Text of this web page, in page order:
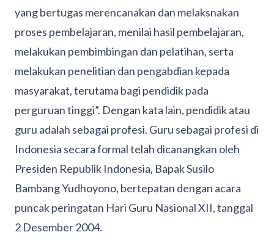
yang bertugas merencanakan dan melaksnakan
proses pembelajaran, menilai hasil pembelajaran,
melakukan pembimbingan dan pelatihan, serta
melakukan penelitian dan pengabdian kepada
masyarakat, terutama bagi pendidik pada
perguruan tinggi”. Dengan kata lain, pendidik atau
guru adalah sebagai profesi. Guru sebagai profesi di
Indonesia secara formal telah dicanangkan oleh
Presiden Republik Indonesia, Bapak Susilo
Bambang Yudhoyono, bertepatan dengan acara
puncak peringatan Hari Guru Nasional XII, tanggal
2 Desember 2004.